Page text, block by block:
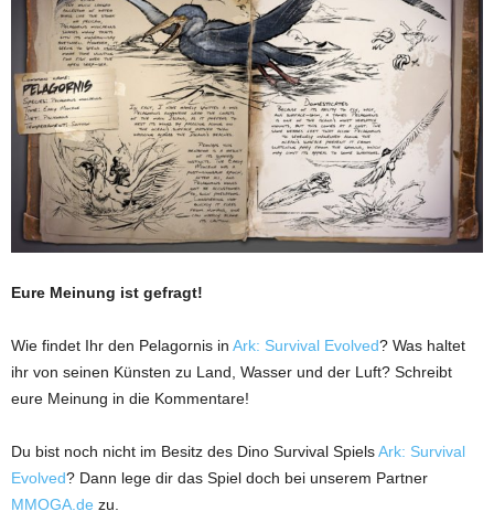
Eure Meinung ist gefragt!
Wie findet Ihr den Pelagornis in Ark: Survival Evolved? Was haltet
ihr von seinen Künsten zu Land, Wasser und der Luft? Schreibt
eure Meinung in die Kommentare!
Du bist noch nicht im Besitz des Dino Survival SpielsArk: Survival
Evolved? Dann lege dir das Spiel doch bei unserem Partner
MMOGA.de zu.